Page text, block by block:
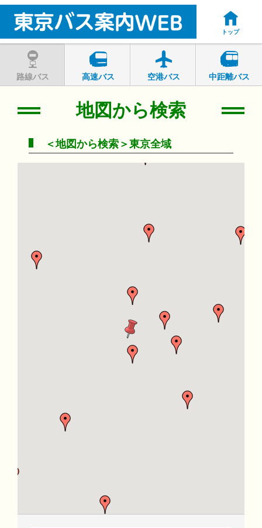
トップ
路線バス 高速バス 空港バス 中距離バス
地図から検索
＜地図から検索＞東京全域